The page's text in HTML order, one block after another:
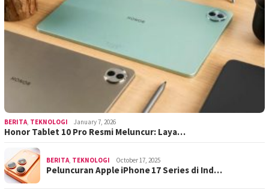
BERITA TEKNOLOGI January 7, 2026
Honor Tablet 10 Pro Resmi Meluncur: Laya…
BERITA TEKNOLOGI October 17, 2025
Peluncuran Apple iPhone 17 Series di Ind…